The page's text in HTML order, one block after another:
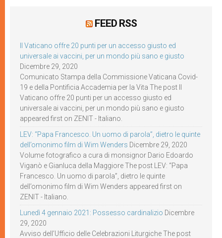
FEED RSS
Il Vaticano offre 20 punti per un accesso giusto ed
universale ai vaccini, per un mondo più sano e giusto
Dicembre 29, 2020
Comunicato Stampa della Commissione Vaticana Covid-
19 e della Pontificia Accademia per la Vita The post Il
Vaticano offre 20 punti per un accesso giusto ed
universale ai vaccini, per un mondo più sano e giusto
appeared first on ZENIT - Italiano.
LEV: “Papa Francesco. Un uomo di parola”, dietro le quinte
dell’omonimo film di Wim Wenders Dicembre 29, 2020
Volume fotografico a cura di monsignor Dario Edoardo
Viganò e Gianluca della Maggiore The post LEV: “Papa
Francesco. Un uomo di parola”, dietro le quinte
dell’omonimo film di Wim Wenders appeared first on
ZENIT - Italiano.
Lunedì 4 gennaio 2021: Possesso cardinalizio Dicembre
29, 2020
Avviso dell’Ufficio delle Celebrazioni Liturgiche The post